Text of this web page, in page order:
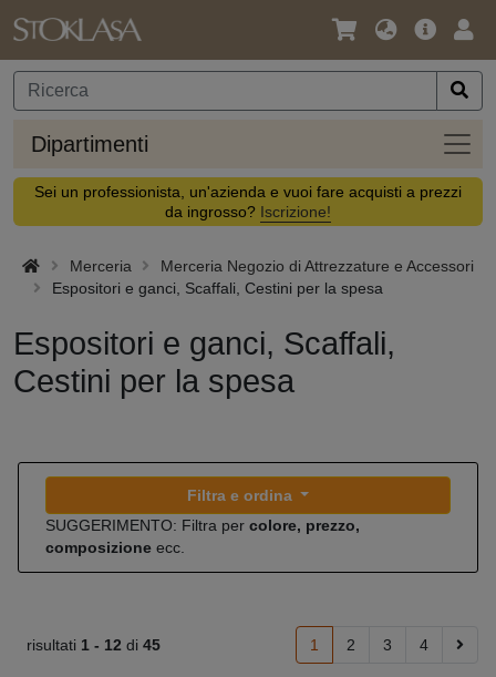
Lingua
Valuta
Offerta
Dipartimenti
Sei un professionista, un'azienda e vuoi fare acquisti a prezzi
da ingrosso? Iscrizione!
Merceria
Merceria Negozio di Attrezzature e Accessori
Espositori e ganci, Scaffali, Cestini per la spesa
Espositori e ganci, Scaffali,
Cestini per la spesa
Filtra e ordina
SUGGERIMENTO: Filtra per colore, prezzo,
composizione ecc.
risultati 1 - 12 di 45 1 2 3 4